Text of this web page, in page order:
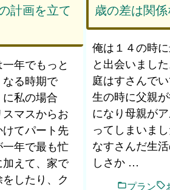
計画を立て
一年でもっと
なる時期で
私の場合
マスからお
てパート先
年で最も忙
加えて、家で
したり、ク
歳の差は関
俺は１４の時
と出会いまし
庭はすさんで
生の時に父親
になり母親が
ってしまいま
なすさんだ生
しさか …
プラン